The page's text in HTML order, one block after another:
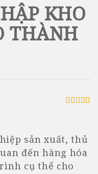
KHO
THÀNH
sản xuất, thủ
đến hàng hóa
cụ thể cho